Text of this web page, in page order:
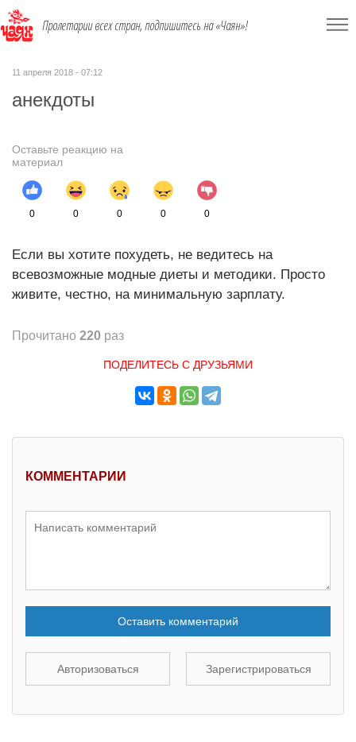
Пролетарии всех стран, подпишитесь на «Чаян»!
11 апреля 2018 - 07:12
анекдоты
Оставьте реакцию на
материал
0 0 0 0 0
Если вы хотите похудеть, не ведитесь на
всевозможные модные диеты и методики. Просто
живите, честно, на минимальную зарплату.
Прочитано 220 раз
ПОДЕЛИТЕСЬ С ДРУЗЬЯМИ
КОММЕНТАРИИ
Оставить комментарий
Авторизоваться Зарегистрироваться